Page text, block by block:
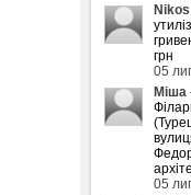
Nikos
грн
05
Міша
05